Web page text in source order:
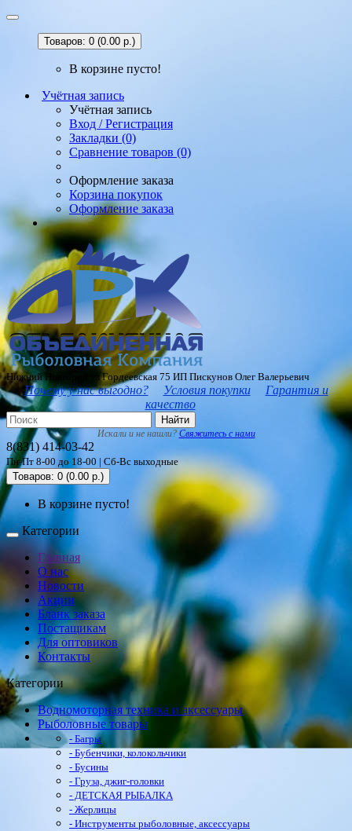
Товаров: 0 (0.00 р.)
В корзине пусто!
Учётная запись
Учётная запись
Вход / Регистрация
Закладки (0)
Сравнение товаров (0)
Оформление заказа
Корзина покупок
Оформление заказа
Нижний Новгород ул Гордеевская 75 ИП Пискунов Олег Валерьевич
Почему у нас выгодно? Условия покупки
Гарантия и
качество
Найти
Искали и не нашли? Свяжитесь с нами
8(831) 414-03-42
Пн-Пт 8-00 до 18-00 | Сб-Вс выходные
Товаров: 0 (0.00 р.)
В корзине пусто!
Категории
Главная
О нас
Новости
Акции
Бланк заказа
Постащикам
Для оптовиков
Контакты
Категории
Водномоторная техника и аксессуары
Рыболовные товары
- Багры
- Бубенчики, колокольчики
- Бусины
- Груза, джиг-головки
- ДЕТСКАЯ РЫБАЛКА
- Жерлицы
- Инструменты рыболовные, аксессуары